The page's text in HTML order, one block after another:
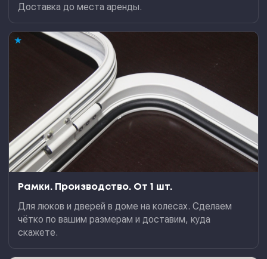
Доставка до места аренды.
★
Рамки. Производство. От 1 шт.
Для люков и дверей в доме на колесах. Сделаем
чётко по вашим размерам и доставим, куда
скажете.